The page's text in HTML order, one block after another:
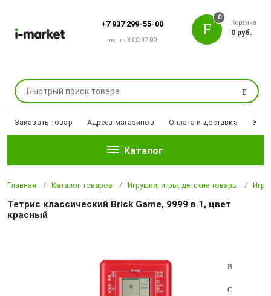
+7 937 299-55-00
пн.-пт. 8:00-17:00
Поиск
0
Корзина
0 руб.
Заказать товар Адреса магазинов Оплата и доставка
Каталог
Главная Каталог товаров Игрушки, игры, детские товары
Тетрис классический Brick Game, 9999 в 1, цвет
красный